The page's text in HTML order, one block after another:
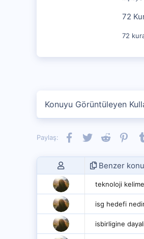
72
72
Konuyu Görüntüleyen
Paylaş: Facebook
TwitterReddit
Benzer
teknoloji
isg hedefi
isbirligine